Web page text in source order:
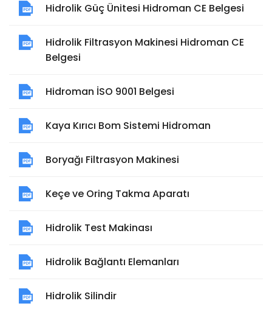
Hidrolik Güç Ünitesi Hidroman CE Belgesi
Hidrolik Filtrasyon Makinesi Hidroman CE
Belgesi
Hidroman İSO 9001 Belgesi
Kaya Kırıcı Bom Sistemi Hidroman
Boryağı Filtrasyon Makinesi
Keçe ve Oring Takma Aparatı
Hidrolik Test Makinası
Hidrolik Bağlantı Elemanları
Hidrolik Silindir